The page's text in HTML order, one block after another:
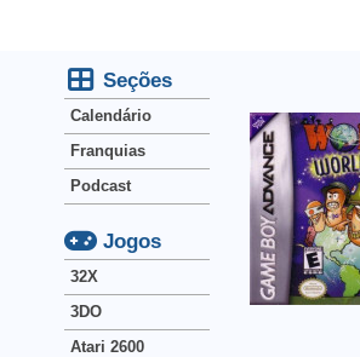
Seções
Calendário
Franquias
Podcast
Jogos
32X
3DO
Atari 2600